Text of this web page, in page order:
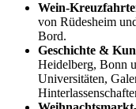
Wein-
von Rüdesheim
Bord.
Geschichte &
Heidelberg, Bonn
Universitäten,